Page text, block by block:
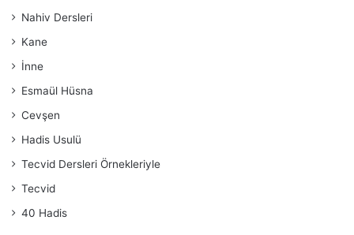
Nahiv Dersleri
Kane
İnne
Esmaül Hüsna
Cevşen
Hadis Usulü
Tecvid Dersleri Örnekleriyle
Tecvid
40 Hadis